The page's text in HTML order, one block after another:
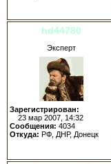
hd44780
Эксперт
Зарегистрирован:
23 мар 2007, 14:32
Сообщения: 4034
Откуда: РФ, ДНР, Донецк